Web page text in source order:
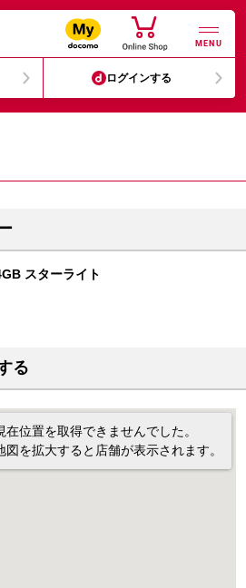
MENU
ログインする
スターライト
る
在位置を取得できませんでした。
図を拡大すると店舗が表示されます。